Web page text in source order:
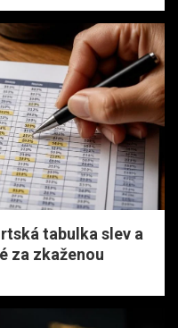
tabulka slev a
za zkaženou